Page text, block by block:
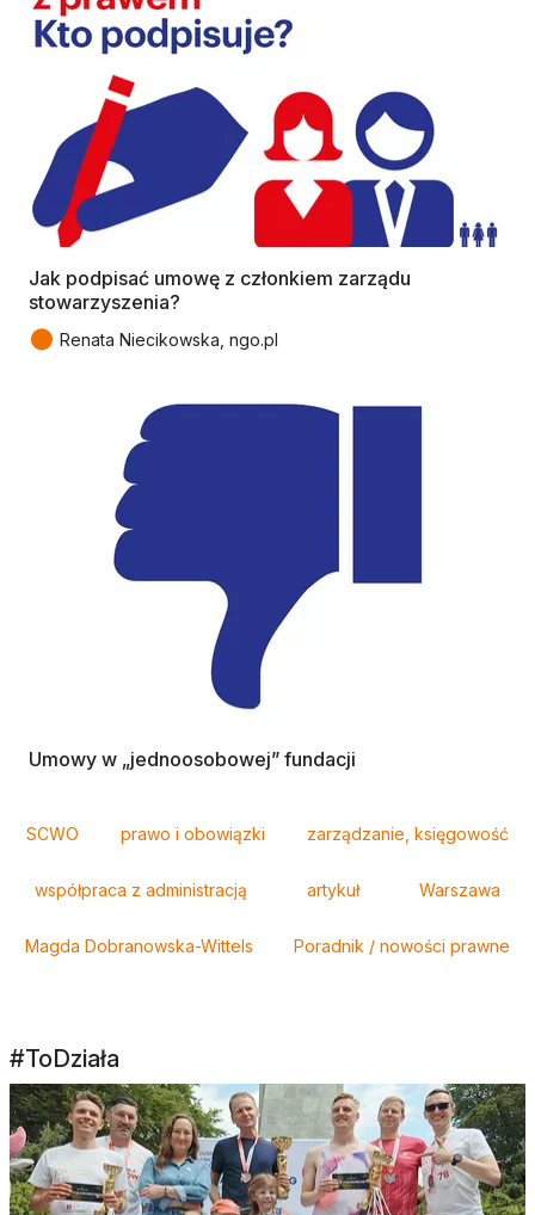
Jak podpisać umowę z członkiem zarządu
stowarzyszenia?
● Renata Niecikowska, ngo.pl
Umowy w „jednoosobowej” fundacji
SCWO prawo i obowiązki zarządzanie, księgowość
współpraca z administracją artykuł Warszawa
Magda Dobranowska-Wittels Poradnik / nowości prawne
#ToDziała